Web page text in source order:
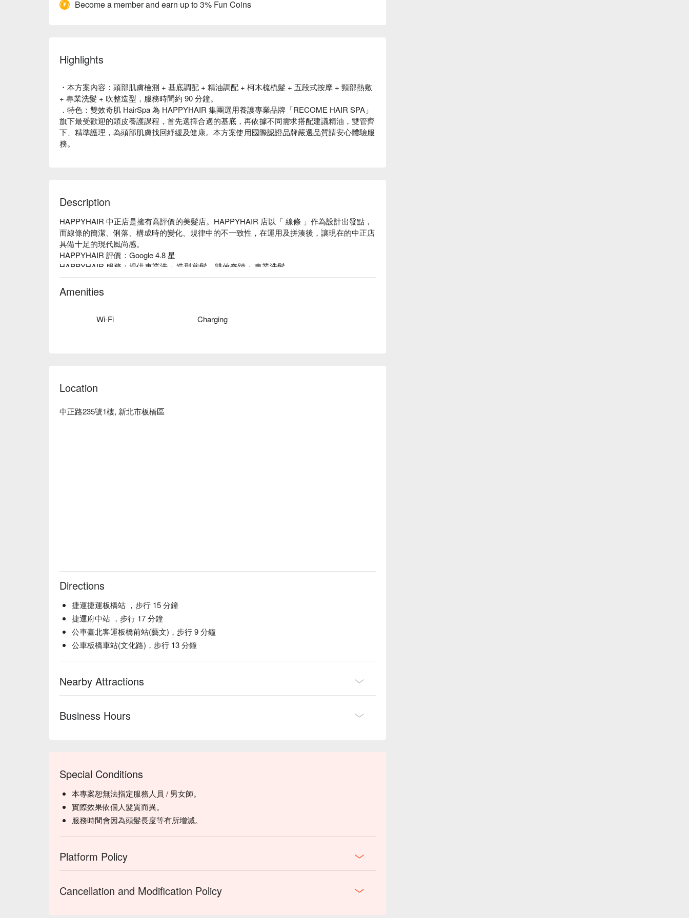
Become a member and earn up to 3% Fun Coins
Highlights
・本方案內容：頭部肌膚檢測 + 基底調配 + 精油調配 + 柯木梳梳髮 + 五段式按摩 + 頸部熱敷
+ 專業洗髮 + 吹整造型，服務時間約 90 分鐘。
．特色：雙效奇肌 HairSpa 為 HAPPYHAIR 集團選用養護專業品牌「RECOME HAIR SPA」
旗下最受歡迎的頭皮養護課程，首先選擇合適的基底，再依據不同需求搭配建議精油，雙管齊
下、精準護理，為頭部肌膚找回紓緩及健康。本方案使用國際認證品牌嚴選品質請安心體驗服
務。
Description
HAPPYHAIR 中正店是擁有高評價的美髮店。HAPPYHAIR 店以「 線條 」作為設計出發點，
而線條的簡潔、俐落、構成時的變化、規律中的不一致性，在運用及拼湊後，讓現在的中正店
具備十足的現代風尚感。
HAPPYHAIR 評價：Google 4.8 星
HAPPYHAIR 服務：提供專業洗 + 造型剪髮、雙效奇蹟 + 專業洗髮。
HAPPYHAIR 推薦：店內不僅有專業設計師，更使用頂級國際品牌服務，讓你擁有絕佳體驗。
以黑、灰、白的無彩色為主色調，從門面不規則切割的烤漆鐵件開始，包括暖灰調性的地板，
HAPPYHAIR 中正店預約、HAPPYHAIR 中正店價格立刻查看 ⬇︎
Amenities
Wi-Fi Charging
Location
中正路235號1樓, 新北市板橋區
Directions
捷運捷運板橋站 ，步行 15 分鐘
捷運府中站 ，步行 17 分鐘
公車臺北客運板橋前站(藝文)，步行 9 分鐘
公車板橋車站(文化路)，步行 13 分鐘
Nearby Attractions
Business Hours
Special Conditions
本專案恕無法指定服務人員 / 男女師。
實際效果依個人髮質而異。
服務時間會因為頭髮長度等有所增減。
Platform Policy
Cancellation and Modification Policy